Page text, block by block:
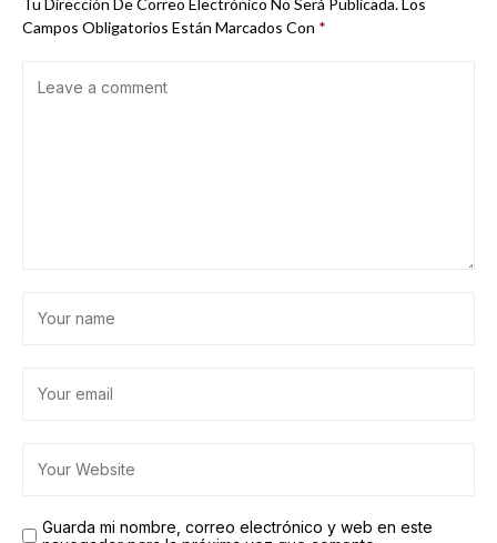
Campos Obligatorios Están Marcados Con *
Guarda mi nombre, correo electrónico y web en este